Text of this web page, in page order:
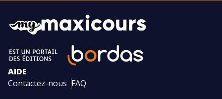
AIDE
Contactez-nous FAQ